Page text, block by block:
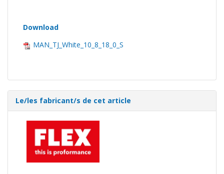
Download
MAN_TJ_White_10_8_18_0_S
Le/les fabricant/s de cet article